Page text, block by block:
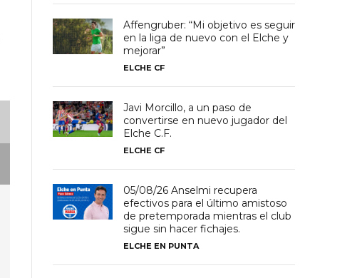
Affengruber: “Mi objetivo es seguir
en la liga de nuevo con el Elche y
mejorar”
ELCHE CF
Javi Morcillo, a un paso de
convertirse en nuevo jugador del
Elche C.F.
ELCHE CF
05/08/26 Anselmi recupera
efectivos para el último amistoso
de pretemporada mientras el club
sigue sin hacer fichajes.
ELCHE EN PUNTA